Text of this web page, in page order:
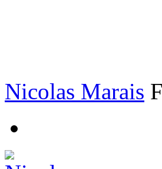
Nicolas Marais